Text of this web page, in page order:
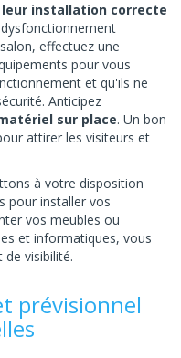
installation correcte
effectuez une
pour vous
et qu'ils ne
Anticipez
sur place. Un bon
attirer les visiteurs et
à votre disposition
pour installer vos
vos meubles ou
et informatiques, vous
visibilité.
prévisionnel